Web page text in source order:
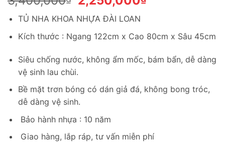
gốc
là:
3,400,000₫.là:
TỦ NHA KHOA NHỰA ĐÀI LOAN
Kích thước : Ngang 122cm x Cao 80cm x Sâu 45cm
Siêu chống nước, không ẩm mốc, bám bẩn, dễ dàng
vệ sinh lau chùi.
Bề mặt trơn bóng có dán giả đá, không bong tróc,
dễ dàng vệ sinh.
Bảo hành nhựa : 10 năm
Giao hàng, lắp ráp, tư vấn miễn phí